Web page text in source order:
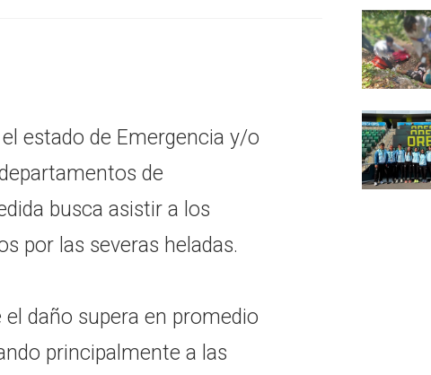
estado de Emergencia y/o
de
busca asistir a los
por las severas heladas.
daño supera en promedio
principalmente a las